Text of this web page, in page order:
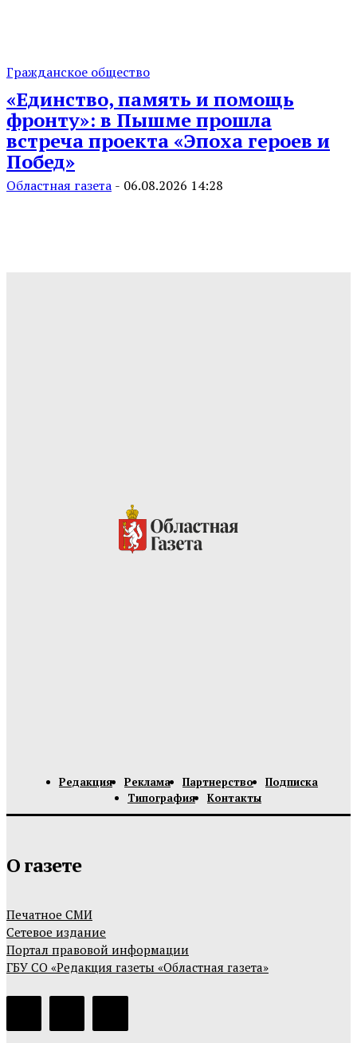
Гражданское общество
«Единство, память и помощь
фронту»: в Пышме прошла
встреча проекта «Эпоха героев и
Побед»
Областная газета - 06.08.2026 14:28
Редакция Реклама Партнерство
Подписка
Типография
Контакты
О газете
Печатное СМИ
Сетевое издание
Портал правовой информации
ГБУ СО «Редакция газеты «Областная газета»